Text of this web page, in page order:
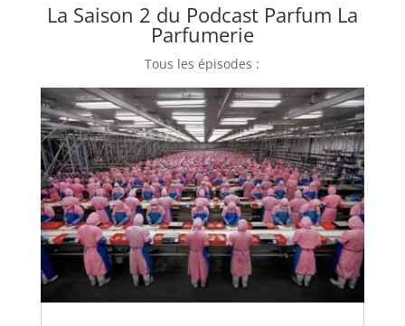
La Saison 2 du Podcast Parfum La
Parfumerie
Tous les épisodes :